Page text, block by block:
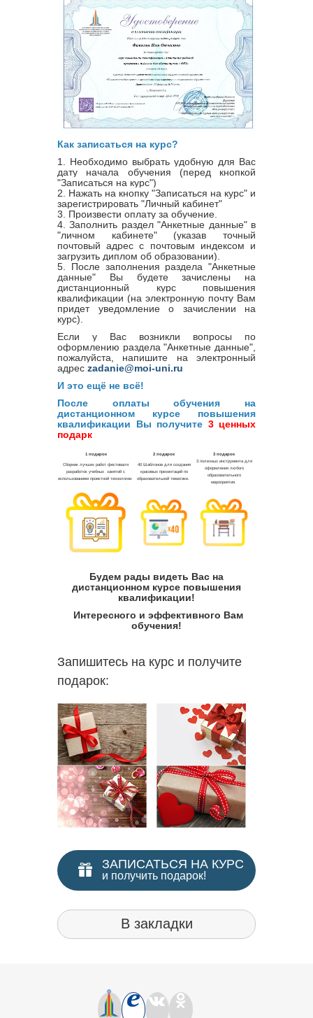
Как записаться на курс?
1. Необходимо выбрать удобную для Вас
дату начала обучения (перед кнопкой
"Записаться на курс")
2. Нажать на кнопку "Записаться на курс" и
зарегистрировать "Личный кабинет"
3. Произвести оплату за обучение.
4. Заполнить раздел "Анкетные данные" в
"личном кабинете" (указав точный
почтовый адрес с почтовым индексом и
загрузить диплом об образовании).
5. После заполнения раздела "Анкетные
данные" Вы будете зачислены на
дистанционный курс повышения
квалификации (на электронную почту Вам
придет уведомление о зачислении на
курс).
Если у Вас возникли вопросы по
оформлению раздела "Анкетные данные",
пожалуйста, напишите на электронный
адрес zadanie@moi-uni.ru
И это ещё не всё!
После оплаты обучения на
дистанционном курсе повышения
квалификации Вы получите 3 ценных
подарк
Будем рады видеть Вас на
дистанционном курсе повышения
квалификации!
Интересного и эффективного Вам
обучения!
Запишитесь на курс и получите
подарок:
ЗАПИСАТЬСЯ НА КУРС
и получить подарок!
В закладки